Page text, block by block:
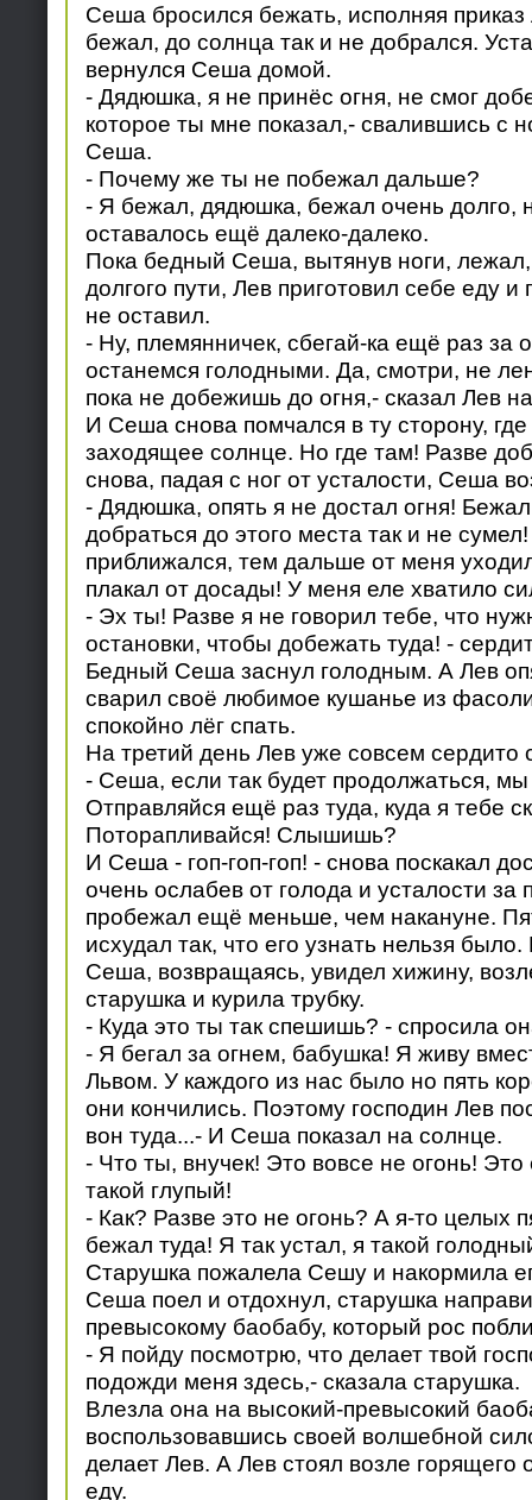
Сеша бросился бежать, исполняя
бежал, до солнца так и не добрался.
вернулся Сеша домой.
- Дядюшка, я не принёс огня, не смог
которое ты мне показал,- свалившись с
Сеша.
- Почему же ты не побежал дальше?
- Я бежал, дядюшка, бежал очень долго,
оставалось ещё далеко-далеко.
Пока бедный Сеша, вытянув ноги,
долгого пути, Лев приготовил себе еду
не оставил.
- Ну, племянничек, сбегай-ка ещё раз за
останемся голодными. Да, смотри, не
пока не добежишь до огня,- сказал Лев
И Сеша снова помчался в ту сторону,
заходящее солнце. Но где там! Разве
снова, падая с ног от усталости, Сеша
- Дядюшка, опять я не достал огня!
добраться до этого места так и не
приближался, тем дальше от меня
плакал от досады! У меня еле хватило
- Эх ты! Разве я не говорил тебе, что
остановки, чтобы добежать туда! -
Бедный Сеша заснул голодным. А Лев
сварил своё любимое кушанье из
спокойно лёг спать.
На третий день Лев уже совсем сердито
- Сеша, если так будет продолжаться,
Отправляйся ещё раз туда, куда я тебе
Поторапливайся! Слышишь?
И Сеша - гоп-гоп-гоп! - снова поскакал
очень ослабев от голода и усталости
пробежал ещё меньше, чем накануне.
исхудал так, что его узнать нельзя
Сеша, возвращаясь, увидел хижину,
старушка и курила трубку.
- Куда это ты так спешишь? - спросила
- Я бегал за огнем, бабушка! Я живу
Львом. У каждого из нас было но пять
они кончились. Поэтому господин Лев
вон туда...- И Сеша показал на солнце.
- Что ты, внучек! Это вовсе не огонь!
такой глупый!
- Как? Разве это не огонь? А я-то целых
бежал туда! Я так устал, я такой
Старушка пожалела Сешу и накормила
Сеша поел и отдохнул, старушка
превысокому баобабу, который рос
- Я пойду посмотрю, что делает твой
подожди меня здесь,- сказала старушка.
Влезла она на высокий-превысокий
воспользовавшись своей волшебной
делает Лев. А Лев стоял возле горящего
еду.